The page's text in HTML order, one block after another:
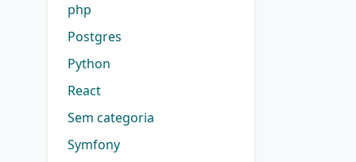
php
Postgres
Python
React
Sem categoria
Symfony